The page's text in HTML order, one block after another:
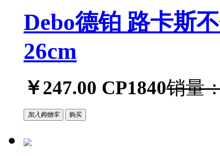
Debo德铂 路卡斯
26cm
￥247.00 CP1840销量
加入购物车 购买